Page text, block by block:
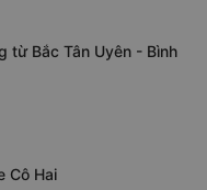
từ Bắc Tân Uyên - Bình
Cô Hai